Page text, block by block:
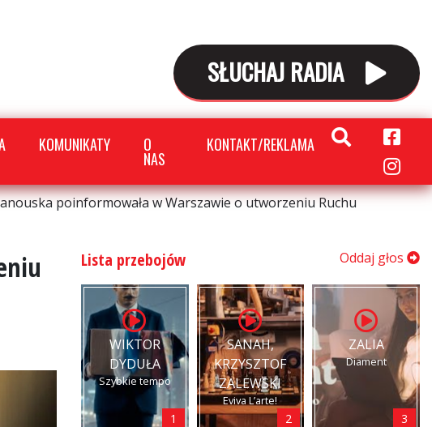
SŁUCHAJ RADIA
KOMUNIKATY O
NAS
KONTAKT/REKLAMA
poinformowała w Warszawie o utworzeniu Ruchu
Lista przebojów Oddaj głos
WIKTOR
DYDUŁA
Szybkie tempo
1
SANAH,
KRZYSZTOF
ZALEWSKI
Eviva L’arte!
2
ZALIA
Diament
3